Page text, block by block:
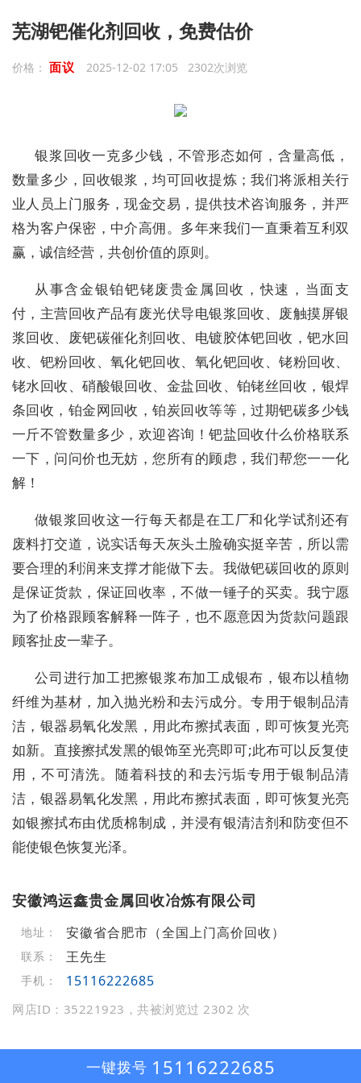
芜湖钯催化剂回收，免费估价
价格： 面议 2025-12-02 17:05 2302次浏览
银浆回收一克多少钱，不管形态如何，含量高低，
数量多少，回收银浆，均可回收提炼；我们将派相关行
业人员上门服务，现金交易，提供技术咨询服务，并严
格为客户保密，中介高佣。多年来我们一直秉着互利双
赢，诚信经营，共创价值的原则。
从事含金银铂钯铑废贵金属回收，快速，当面支
付，主营回收产品有废光伏导电银浆回收、废触摸屏银
浆回收、废钯碳催化剂回收、电镀胶体钯回收，钯水回
收、钯粉回收、氧化钯回收、氧化钯回收、铑粉回收、
铑水回收、硝酸银回收、金盐回收、铂铑丝回收，银焊
条回收，铂金网回收，铂炭回收等等，过期钯碳多少钱
一斤不管数量多少，欢迎咨询！钯盐回收什么价格联系
一下，问问价也无妨，您所有的顾虑，我们帮您一一化
解！
做银浆回收这一行每天都是在工厂和化学试剂还有
废料打交道，说实话每天灰头土脸确实挺辛苦，所以需
要合理的利润来支撑才能做下去。我做钯碳回收的原则
是保证货款，保证回收率，不做一锤子的买卖。我宁愿
为了价格跟顾客解释一阵子，也不愿意因为货款问题跟
顾客扯皮一辈子。
公司进行加工把擦银浆布加工成银布，银布以植物
纤维为基材，加入抛光粉和去污成分。专用于银制品清
洁，银器易氧化发黑，用此布擦拭表面，即可恢复光亮
如新。直接擦拭发黑的银饰至光亮即可;此布可以反复使
用，不可清洗。随着科技的和去污垢专用于银制品清
洁，银器易氧化发黑，用此布擦拭表面，即可恢复光亮
如银擦拭布由优质棉制成，并浸有银清洁剂和防变但不
能使银色恢复光泽。
安徽鸿运鑫贵金属回收冶炼有限公司
地址： 安徽省合肥市（全国上门高价回收）
联系： 王先生
手机： 15116222685
网店ID：35221923，共被浏览过 2302 次
一键拨号 15116222685